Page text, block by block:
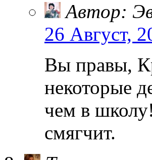
Автор:
26 Август,
Вы правы,
некоторые
чем в
смягчит.